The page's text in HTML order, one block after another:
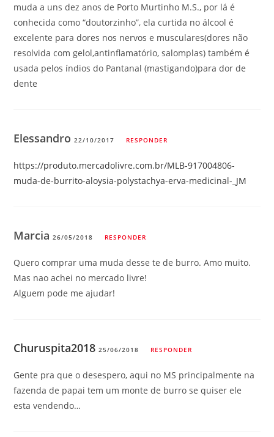
muda a uns dez anos de Porto Murtinho M.S., por lá é
conhecida como “doutorzinho”, ela curtida no álcool é
excelente para dores nos nervos e musculares(dores não
resolvida com gelol,antinflamatório, salomplas) também é
usada pelos índios do Pantanal (mastigando)para dor de
dente
Elessandro22/10/2017 RESPONDER
https://produto.mercadolivre.com.br/MLB-917004806-
muda-de-burrito-aloysia-polystachya-erva-medicinal-_JM
Marcia26/05/2018 RESPONDER
Quero comprar uma muda desse te de burro. Amo muito.
Mas nao achei no mercado livre!
Alguem pode me ajudar!
Churuspita2018 25/06/2018 RESPONDER
Gente pra que o desespero, aqui no MS principalmente na
fazenda de papai tem um monte de burro se quiser ele
esta vendendo…